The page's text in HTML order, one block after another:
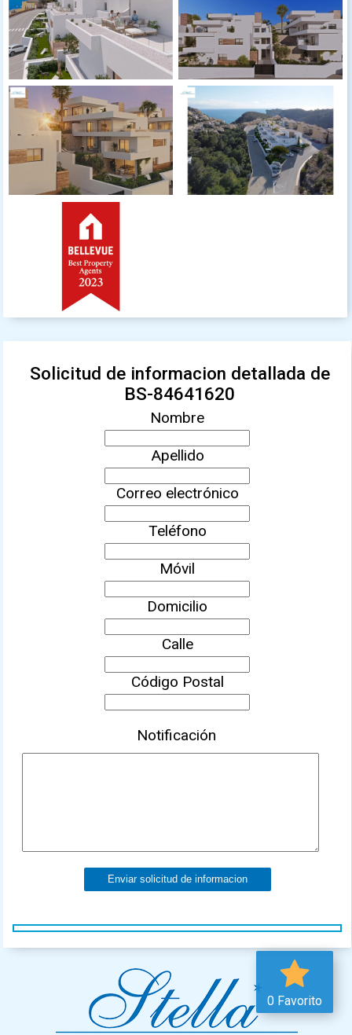
Solicitud de informacion detallada de
BS-84641620
Nombre
Apellido
Correo electrónico
Teléfono
Móvil
Domicilio
Calle
Código Postal
Notificación
Enviar solicitud de informacion
0 Favorito